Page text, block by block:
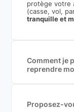
protège votre
(casse, vol,
tranquille et
Comment je
reprendre
garantir le
sommes
Proposez-